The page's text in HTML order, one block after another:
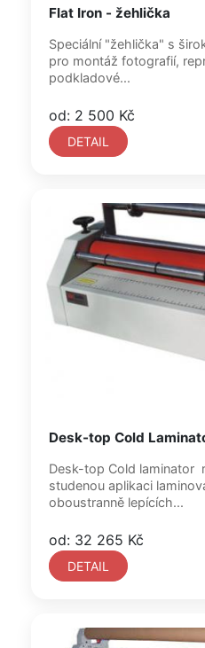
Flat Iron - žehlička
Speciální "žehlička" s
pro montáž fotografií,
podkladové...
od: 2 500 Kč
DETAIL
Desk-top Cold
Desk-top Cold laminator
studenou aplikaci
oboustranně lepících...
od: 32 265 Kč
DETAIL